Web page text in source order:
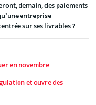
demain, des paiements
entreprise
sur ses livrables ?
en novembre
et ouvre des